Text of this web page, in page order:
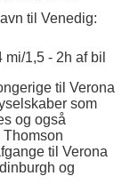
til Venedig:
1,5 - 2h af bil
til Verona
som
og også
til Verona
og